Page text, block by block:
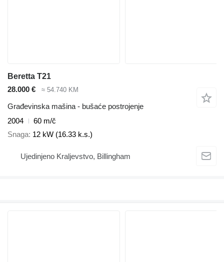
Beretta T21
28.000 €
≈ 54.740 KM
Građevinska mašina - bušaće postrojenje
2004
60 m/č
Snaga 12 kW (16.33 k.s.)
Ujedinjeno Kraljevstvo, Billingham